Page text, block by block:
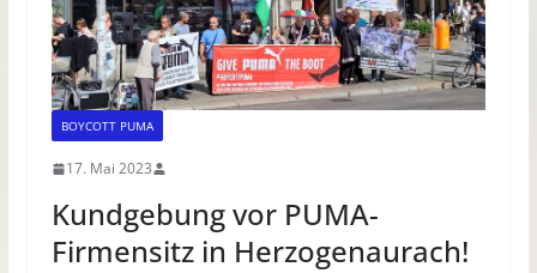
BOYCOTT PUMA
17. Mai 2023
Kundgebung vor PUMA-
Firmensitz in Herzogenaurach!